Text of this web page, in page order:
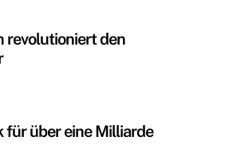
revolutioniert den
für über eine Milliarde